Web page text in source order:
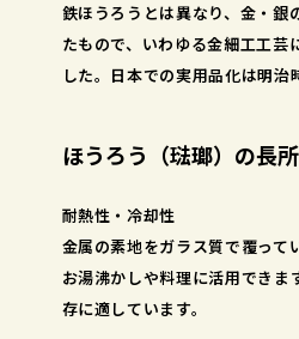
鉄ほうろうとは異なり、金・銀
たもので、いわゆる金細工工芸
した。日本での実用品化は明治
ほうろう（琺瑯）の長所
耐熱性・冷却性
金属の素地をガラス質で覆って
お湯沸かしや料理に活用できま
存に適しています。